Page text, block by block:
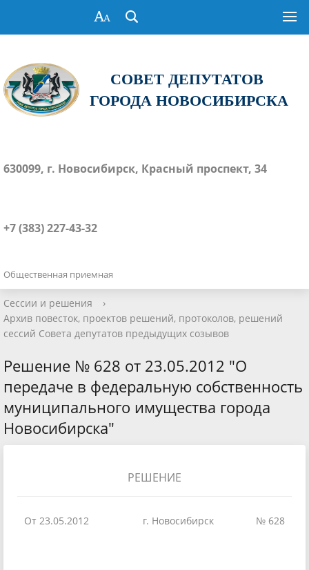
СОВЕТ ДЕПУТАТОВ
ГОРОДА НОВОСИБИРСКА
630099, г. Новосибирск, Красный проспект, 34
+7 (383) 227-43-32
Общественная приемная
Сессии и решения
›
Архив повесток, проектов решений, протоколов, решений
сессий Совета депутатов предыдущих созывов
Решение № 628 от 23.05.2012 "О
передаче в федеральную собственность
муниципального имущества города
Новосибирска"
РЕШЕНИЕ
От 23.05.2012 г. Новосибирск № 628